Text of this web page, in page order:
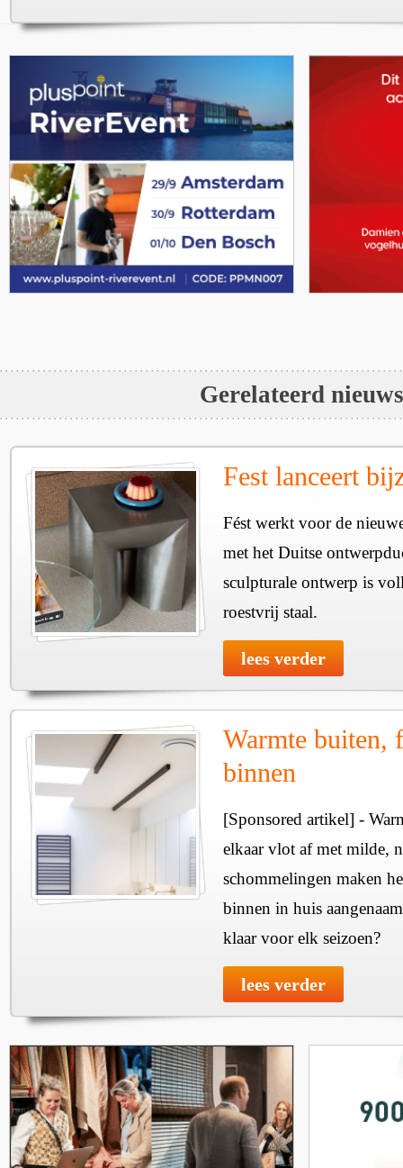
Gerelateerd nieuws
Fest lanceert
Fést werkt voor de
met het Duitse
sculpturale ontwerp is
roestvrij staal.
lees verder
Warmte buiten,
binnen
[Sponsored artikel] -
elkaar vlot af met milde,
schommelingen maken
binnen in huis
klaar voor elk seizoen?
lees verder